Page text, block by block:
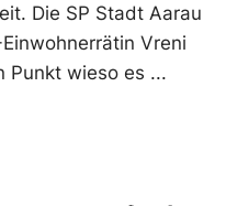
Die SP Stadt Aarau
Vreni
Punkt wieso es